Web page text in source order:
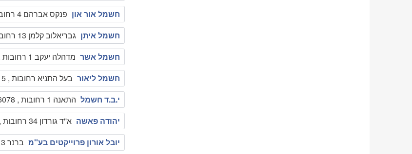
חשמל אור און פנקס אברהם 4 רחובות , 089361332
חשמל איתן גבריאלוב קלמן 13 רחובות , 0509070200
חשמל אשר מדהלה יעקב 1 רחובות , 089418201
חשמל ליאור בעל התניא רחובות , 0524434915
י.ב.ד חשמל התאנה 1 רחובות , 0526856078
יהודה פאשה א''ד גורדון 34 רחובות , 0505504752
יובל אורון פרוייקטים בע''מ ברנר 3 רחובות , 089350032